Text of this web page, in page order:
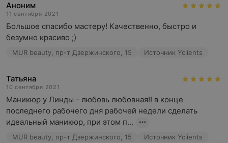
Аноним
11 сентября 2021
Большое спасибо мастеру! Качественно, быстро и
безумно красиво ;)
MUR beauty, пр-т Дзержинского, 15 Источник Yclients
Татьяна
10 сентября 2021
Маникюр у Линды - любовь любовная!! в конце
последнего рабочего дня рабочей недели сделать
идеальный маникюр, при этом п...
MUR beauty, пр-т Дзержинского, 15 Источник Yclients